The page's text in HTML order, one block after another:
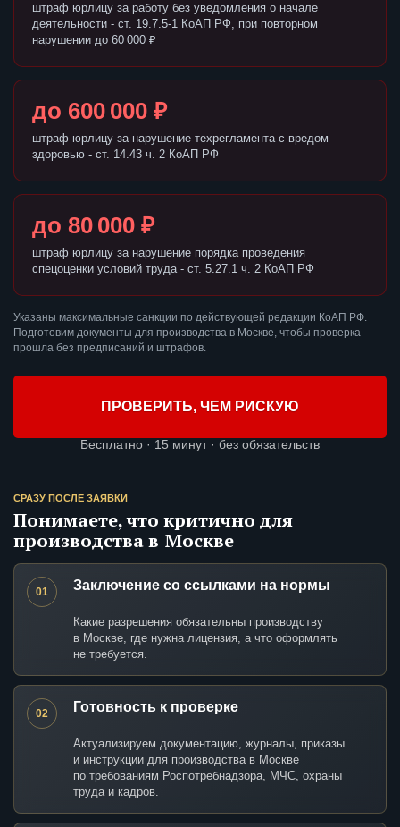
штраф юрлицу за работу без уведомления о начале
деятельности - ст. 19.7.5-1 КоАП РФ, при повторном
нарушении до 60 000 ₽
до 600 000 ₽
штраф юрлицу за нарушение техрегламента с вредом
здоровью - ст. 14.43 ч. 2 КоАП РФ
до 80 000 ₽
штраф юрлицу за нарушение порядка проведения
спецоценки условий труда - ст. 5.27.1 ч. 2 КоАП РФ
Указаны максимальные санкции по действующей редакции КоАП РФ.
Подготовим документы для производства в Москве, чтобы проверка
прошла без предписаний и штрафов.
ПРОВЕРИТЬ, ЧЕМ РИСКУЮ
Бесплатно · 15 минут · без обязательств
СРАЗУ ПОСЛЕ ЗАЯВКИ
Понимаете, что критично для
производства в Москве
01 Заключение со ссылками на нормы
Какие разрешения обязательны производству
в Москве, где нужна лицензия, а что оформлять
не требуется.
02 Готовность к проверке
Актуализируем документацию, журналы, приказы
и инструкции для производства в Москве
по требованиям Роспотребнадзора, МЧС, охраны
труда и кадров.